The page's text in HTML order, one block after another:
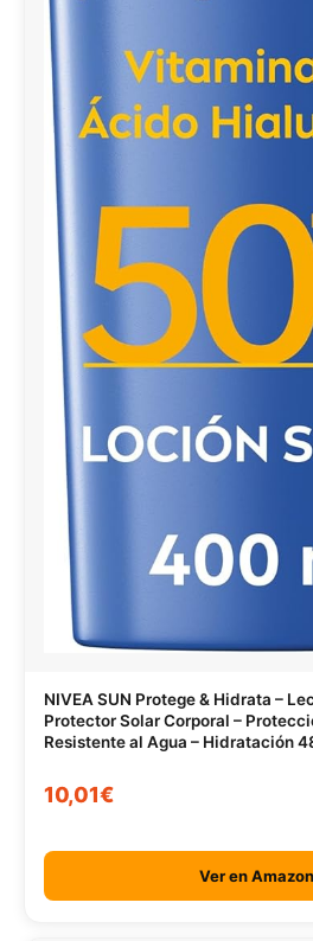
NIVEA SUN Protege & Hidrata –
Protector Solar Corporal –
Resistente al Agua – Hidratación
10,01€
Ver en